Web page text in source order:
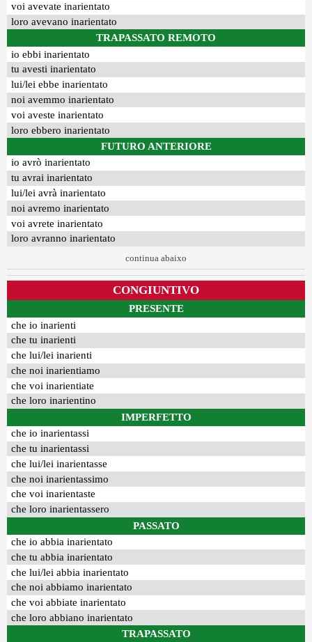
voi avevate inarientato
loro avevano inarientato
TRAPASSATO REMOTO
io ebbi inarientato
tu avesti inarientato
lui/lei ebbe inarientato
noi avemmo inarientato
voi aveste inarientato
loro ebbero inarientato
FUTURO ANTERIORE
io avrò inarientato
tu avrai inarientato
lui/lei avrà inarientato
noi avremo inarientato
voi avrete inarientato
loro avranno inarientato
continua abaixo
CONGIUNTIVO
PRESENTE
che io inarienti
che tu inarienti
che lui/lei inarienti
che noi inarientiamo
che voi inarientiate
che loro inarientino
IMPERFETTO
che io inarientassi
che tu inarientassi
che lui/lei inarientasse
che noi inarientassimo
che voi inarientaste
che loro inarientassero
PASSATO
che io abbia inarientato
che tu abbia inarientato
che lui/lei abbia inarientato
che noi abbiamo inarientato
che voi abbiate inarientato
che loro abbiano inarientato
TRAPASSATO